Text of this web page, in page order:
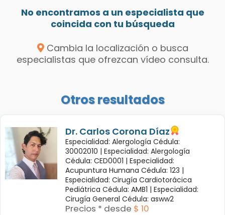
No encontramos a un especialista que
coincida con tu búsqueda
Cambia la localización o busca
especialistas que ofrezcan vídeo consulta.
Otros resultados
Dr. Carlos Corona Díaz
Especialidad: Alergología Cédula:
30002010 | Especialidad: Alergología
Cédula: CED0001 | Especialidad:
Acupuntura Humana Cédula: 123 |
Especialidad: Cirugía Cardiotorácica
Pediátrica Cédula: AMB1 | Especialidad:
Cirugía General Cédula: asww2
Precios * desde $ 10